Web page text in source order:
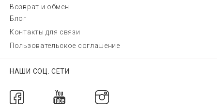
Возврат и обмен
Блог
Контакты для связи
Пользовательское соглашение
НАШИ СОЦ. СЕТИ